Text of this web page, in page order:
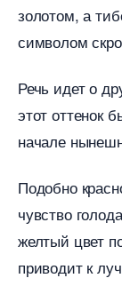
золотом, а
символом
Речь идет о
этот оттенок
начале
Подобно
чувство
желтый цвет
приводит к